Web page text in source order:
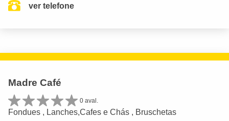
ver telefone
Madre Café
0 aval.
Fondues , Lanches,Cafes e Chás , Bruschetas